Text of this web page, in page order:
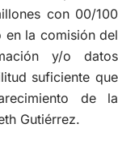
con 00/100
en la comisión del
y/o datos
suficiente que
de la
Gutiérrez.